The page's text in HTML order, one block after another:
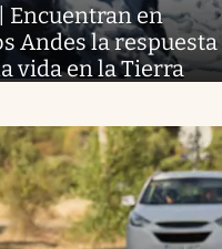
Encuentran en
Andes la respuesta
vida en la Tierra